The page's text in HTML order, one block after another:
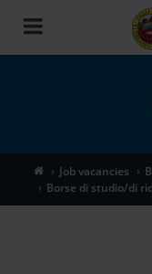
Toggle
navigation
Job vacancies
Borse di studio/di